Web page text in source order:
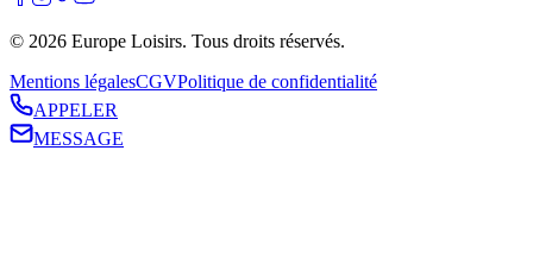
© 2026 Europe Loisirs. Tous droits réservés.
Mentions légalesCGVPolitique de confidentialité
APPELER
MESSAGE